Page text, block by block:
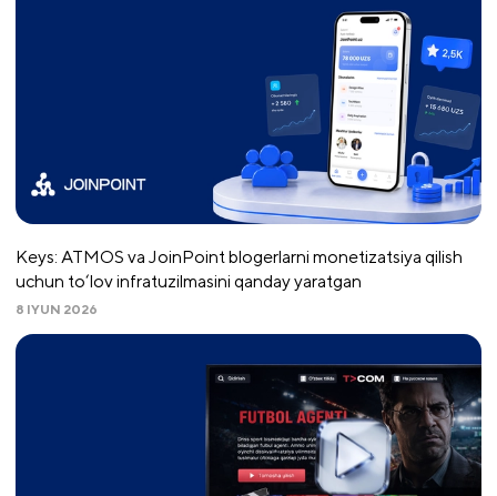
Keys: ATMOS va JoinPoint blogerlarni monetizatsiya qilish
uchun to‘lov infratuzilmasini qanday yaratgan
8 IYUN 2026